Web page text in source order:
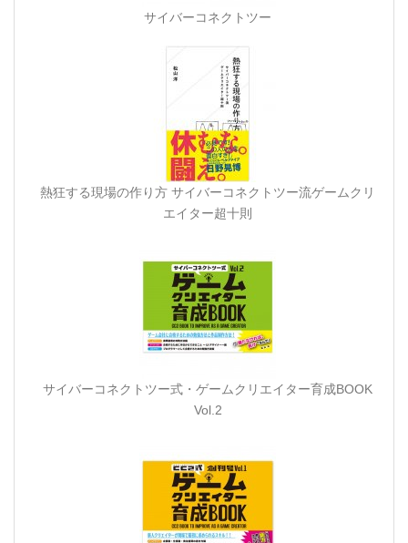
サイバーコネクトツー
熱狂する現場の作り方 サイバーコネクトツー流ゲームクリ
エイター超十則
サイバーコネクトツー式・ゲームクリエイター育成BOOK
Vol.2